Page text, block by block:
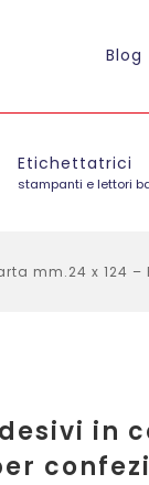
Blog
Etichettatrici
stampanti e lettori
mm.24 x 124 –
in